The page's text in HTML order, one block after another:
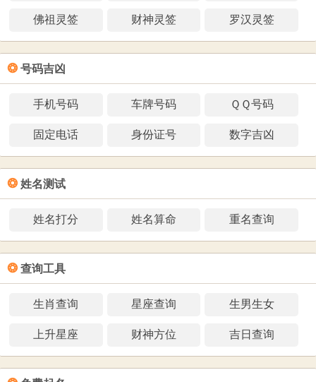
佛祖灵签 财神灵签 罗汉灵签
❂ 号码吉凶
手机号码 车牌号码 ＱＱ号码
固定电话 身份证号 数字吉凶
❂ 姓名测试
姓名打分 姓名算命 重名查询
❂ 查询工具
生肖查询 星座查询 生男生女
上升星座 财神方位 吉日查询